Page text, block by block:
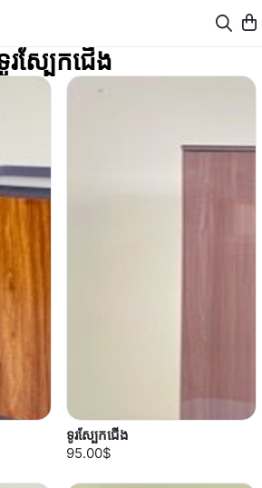
ស្បែកជើង
ទូរស្បែកជើង
95.00$